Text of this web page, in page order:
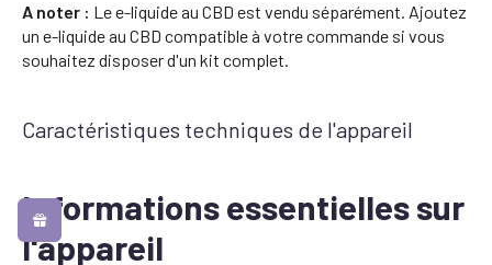
A noter : Le e-liquide au CBD est vendu séparément. Ajoutez
un e-liquide au CBD compatible à votre commande si vous
souhaitez disposer d'un kit complet.
Caractéristiques techniques de l'appareil
Informations essentielles sur
l'appareil